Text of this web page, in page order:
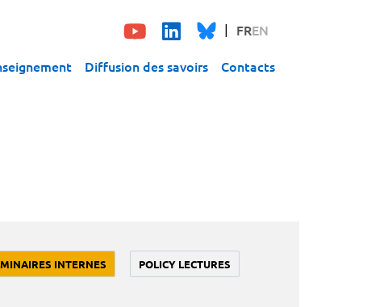
FREN
Diffusion des savoirs Contacts
INTERNES POLICY LECTURES